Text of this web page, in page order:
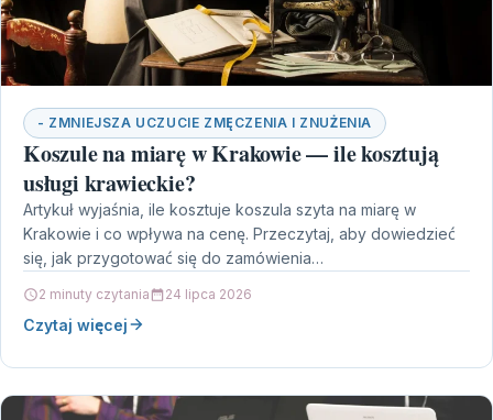
- ZMNIEJSZA UCZUCIE ZMĘCZENIA I ZNUŻENIA
Koszule na miarę w Krakowie — ile kosztują
usługi krawieckie?
Artykuł wyjaśnia, ile kosztuje koszula szyta na miarę w
Krakowie i co wpływa na cenę. Przeczytaj, aby dowiedzieć
się, jak przygotować się do zamówienia…
2 minuty czytania 24 lipca 2026
Czytaj więcej